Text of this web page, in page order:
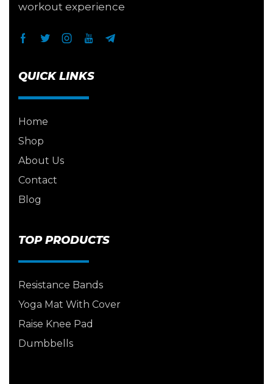
workout experience
QUICK LINKS
Home
Shop
About Us
Contact
Blog
TOP PRODUCTS
Resistance Bands
Yoga Mat With Cover
Raise Knee Pad
Dumbbells